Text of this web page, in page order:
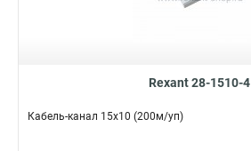
Rexant 28-1510-4
Кабель-канал 15х10 (200м/уп)